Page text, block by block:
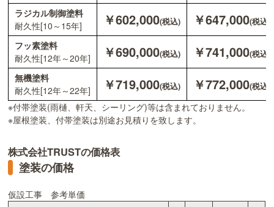
ラジカル制御塗料
耐久性[10～15年]
￥602,000(税込) ￥647,000(税込)
フッ素塗料
耐久性[12年～20年]
￥690,000(税込) ￥741,000(税込)
無機塗料
耐久性[12年～22年]
￥719,000(税込) ￥772,000(税込)
※付帯塗装(雨樋、軒天、シーリング)等は含まれておりません。
※屋根塗装、付帯塗装は別途お見積りを致します。
株式会社TRUSTの価格表
塗装の価格
仮設工事 参考単価